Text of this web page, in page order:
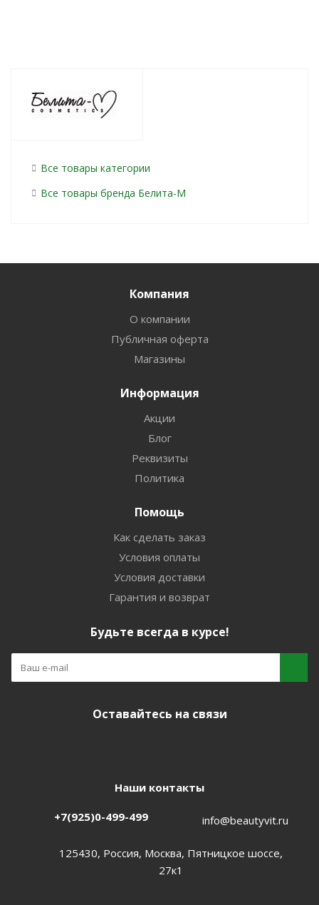
Все товары категории
Все товары бренда Белита-М
Компания
О компании
Публичная оферта
Магазины
Информация
Акции
Блог
Реквизиты
Политика
Помощь
Как сделать заказ
Условия оплаты
Условия доставки
Гарантия и возврат
Будьте всегда в курсе!
Оставайтесь на связи
Наши контакты
+7(925)0-499-499 info@beautyvit.ru
125430, Россия, Москва, Пятницкое шоссе,
27к1